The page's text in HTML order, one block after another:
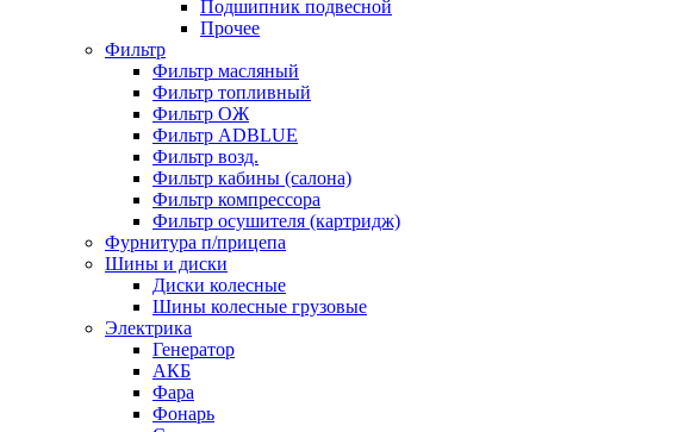
Подшипник подвесной
Прочее
Фильтр
Фильтр масляный
Фильтр топливный
Фильтр ОЖ
Фильтр ADBLUE
Фильтр возд.
Фильтр кабины (салона)
Фильтр компрессора
Фильтр осушителя (картридж)
Фурнитура п/прицепа
Шины и диски
Диски колесные
Шины колесные грузовые
Электрика
Генератор
АКБ
Фара
Фонарь